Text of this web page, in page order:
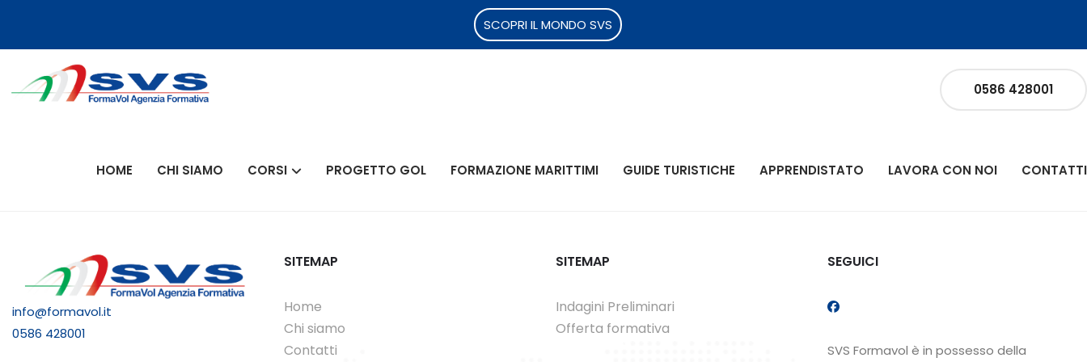
SCOPRI IL MONDO SVS
0586 428001
HOME CHI SIAMO CORSI PROGETTO GOL FORMAZIONE MARITTIMI GUIDE TURISTICHE APPRENDISTATO LAVORA CON NOI CONTATTI
info@formavol.it
0586 428001
SITEMAP
Home
Chi siamo
Contatti
SITEMAP
Indagini Preliminari
Offerta formativa
SEGUICI
SVS Formavol è in possesso della